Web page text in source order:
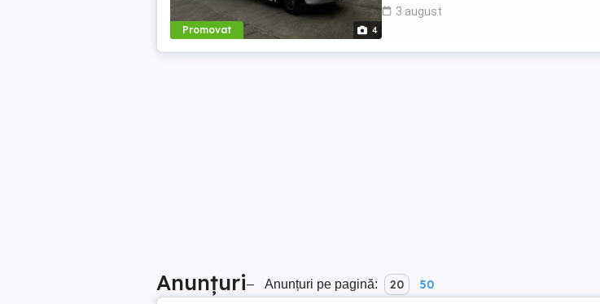
Promovat 4
3 august
Anunțuri– Anunțuri pe pagină: 20 50